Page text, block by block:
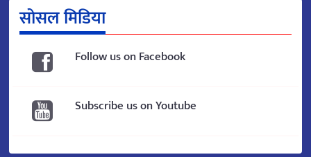
सोसल मिडिया
Follow us on Facebook
Subscribe us on Youtube